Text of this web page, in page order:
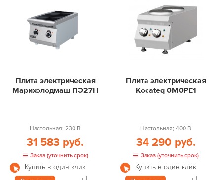
Плита электрическая
Марихолодмаш ПЭ27Н
Настольная; 230 В
31 583 руб.
Заказ (уточнить срок)
Купить в один клик
Плита электрическая
Kocateq 0M0PE1
Настольная; 400 В
34 290 руб.
Заказ (уточнить срок)
Купить в один клик